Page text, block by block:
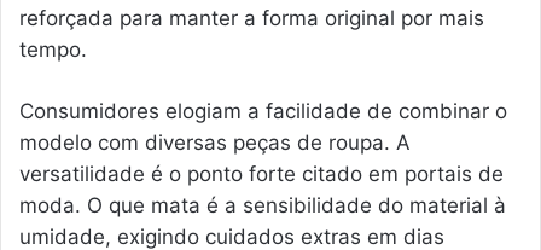
reforçada para manter a forma original por mais
tempo.
Consumidores elogiam a facilidade de combinar o
modelo com diversas peças de roupa. A
versatilidade é o ponto forte citado em portais de
moda. O que mata é a sensibilidade do material à
umidade, exigindo cuidados extras em dias